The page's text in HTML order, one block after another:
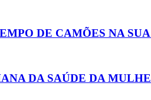
DE CAMÕES NA
DA SAÚDE DA